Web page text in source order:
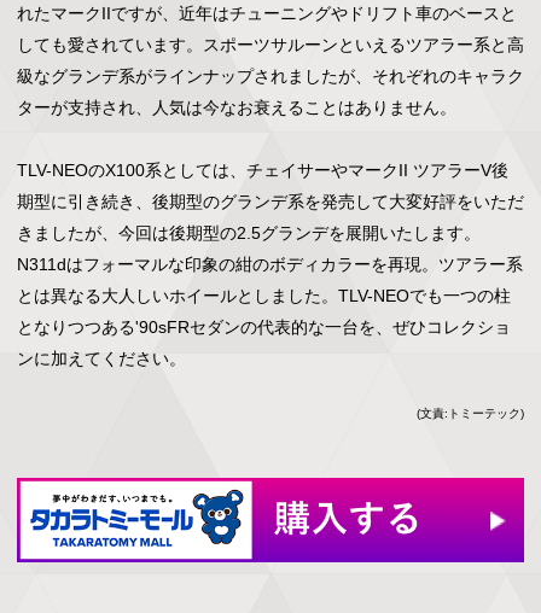
れたマークIIですが、近年はチューニングやドリフト車のベースと
しても愛されています。スポーツサルーンといえるツアラー系と高
級なグランデ系がラインナップされましたが、それぞれのキャラク
ターが支持され、人気は今なお衰えることはありません。
TLV-NEOのX100系としては、チェイサーやマークII ツアラーV後
期型に引き続き、後期型のグランデ系を発売して大変好評をいただ
きましたが、今回は後期型の2.5グランデを展開いたします。
N311dはフォーマルな印象の紺のボディカラーを再現。ツアラー系
とは異なる大人しいホイールとしました。TLV-NEOでも一つの柱
となりつつある'90sFRセダンの代表的な一台を、ぜひコレクショ
ンに加えてください。
(文責:トミーテック)